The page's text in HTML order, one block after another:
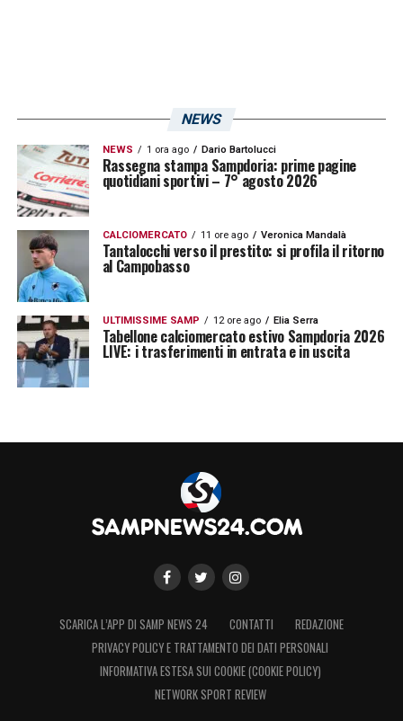
NEWS
NEWS 1 ora ago Dario Bartolucci
Rassegna stampa Sampdoria: prime pagine
quotidiani sportivi – 7° agosto 2026
CALCIOMERCATO 11 ore ago Veronica Mandalà
Tantalocchi verso il prestito: si profila il ritorno
al Campobasso
ULTIMISSIME SAMP 12 ore ago Elia Serra
Tabellone calciomercato estivo Sampdoria 2026
LIVE: i trasferimenti in entrata e in uscita
SCARICA L’APP DI SAMP NEWS 24 CONTATTI
REDAZIONE
PRIVACY POLICY E TRATTAMENTO DEI DATI PERSONALI
INFORMATIVA ESTESA SUI COOKIE (COOKIE POLICY)
NETWORK SPORT REVIEW